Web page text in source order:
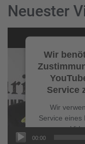
Neuester
Player
Wir
Service
Wir
Service eines
um
einzubetten.
00:00